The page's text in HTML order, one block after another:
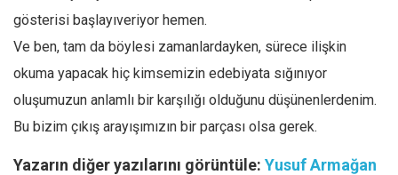
gösterisi başlayıveriyor hemen.
Ve ben, tam da böylesi zamanlardayken, sürece ilişkin
okuma yapacak hiç kimsemizin edebiyata sığınıyor
oluşumuzun anlamlı bir karşılığı olduğunu düşünenlerdenim.
Bu bizim çıkış arayışımızın bir parçası olsa gerek.
Yazarın diğer yazılarını görüntüle: Yusuf Armağan